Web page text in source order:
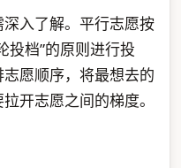
入了解。平行志愿按
投档”的原则进行投
愿顺序，将最想去的
开志愿之间的梯度。